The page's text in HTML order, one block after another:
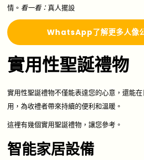
情。 看一看：真人擺設
WhatsApp了解更多人像
實用性聖誕禮物
實用性聖誕禮物不僅能表達您的心意，還能
用，為收禮者帶來持續的便利和溫暖。
這裡有幾個實用聖誕禮物，讓您參考。
智能家居設備